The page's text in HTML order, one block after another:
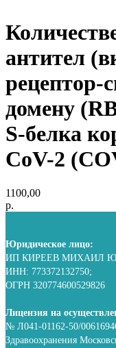
антител
домену
S-белка
CoV-2
1100,00
р.
Юридическое лицо:
ИП КИРЕЕВ МИХАИЛ
ИНН: 773372132750;
ОГРН 320774600529826
Лицензия на
№ Л041-01162-50/
Здравоохранения